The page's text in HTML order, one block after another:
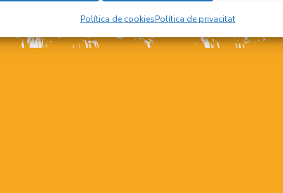
Política de cookiesPolítica de privacitat